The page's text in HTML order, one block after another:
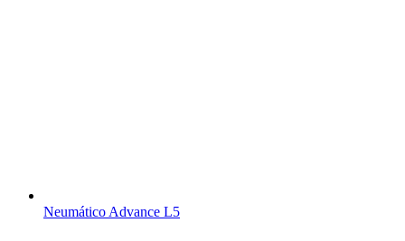
Neumático Advance L5